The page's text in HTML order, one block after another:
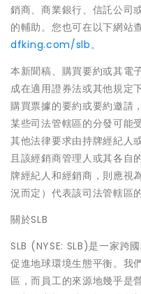
銷商、商業銀行、信託公司
的輔助。您也可在以下網站
dfking.com/slb。
本新聞稿、購買要約或其電
成在適用證券法或其他規定
購買票據的要約或要約邀請
某些司法管轄區的分發可能
其他法律要求由持牌經紀人
且該經銷商管理人或其各自
牌經紀人和經銷商，則應視
況而定）代表該司法管轄區
關於SLB
SLB (NYSE: SLB)是一家跨
促進地球環境生態平衡。我
區，而員工的來源地幾乎是